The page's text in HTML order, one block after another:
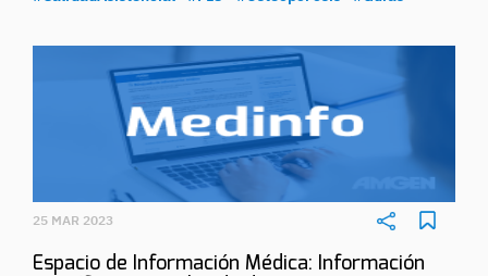
25 MAR 2023
Espacio de Información Médica: Información